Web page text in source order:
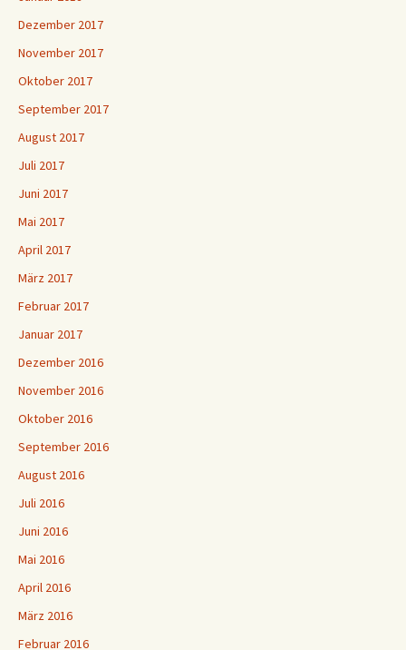
Dezember 2017
November 2017
Oktober 2017
September 2017
August 2017
Juli 2017
Juni 2017
Mai 2017
April 2017
März 2017
Februar 2017
Januar 2017
Dezember 2016
November 2016
Oktober 2016
September 2016
August 2016
Juli 2016
Juni 2016
Mai 2016
April 2016
März 2016
Februar 2016